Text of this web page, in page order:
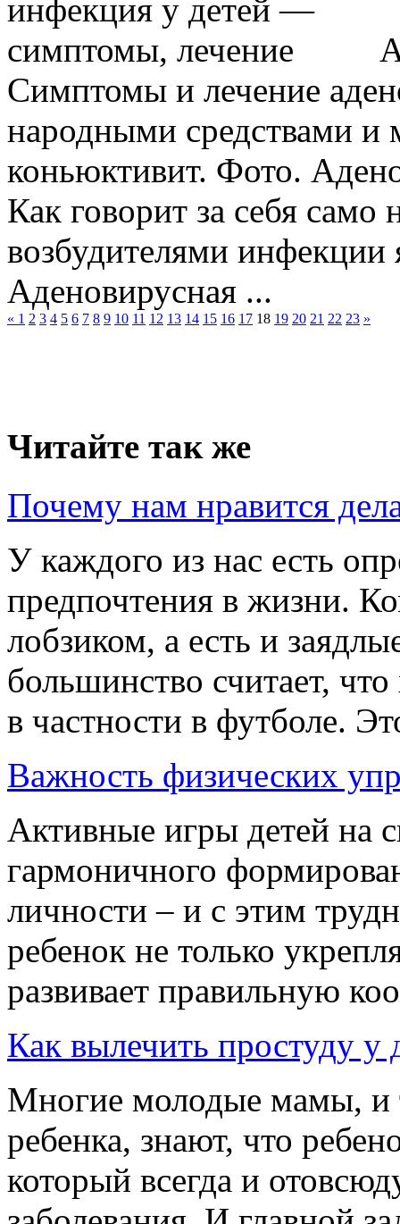
Симптомы и лечение
народными средствами
коньюктивит. Фото.
Как говорит за себя само
возбудителями
Аденовирусная ...
« 1 2 3 4 5 6 7 8 9 10 11 12 13 14 15 16 17 18 19 20 21 22 23 »
Читайте так же
Почему нам нравится
У каждого из нас есть
предпочтения в жизни.
лобзиком, а есть и
большинство считает,
в частности в футболе.
Важность физических
Активные игры детей на
гармоничного
личности – и с этим
ребенок не только
развивает правильную
Как вылечить простуду у
Многие молодые мамы, и
ребенка, знают, что
который всегда и